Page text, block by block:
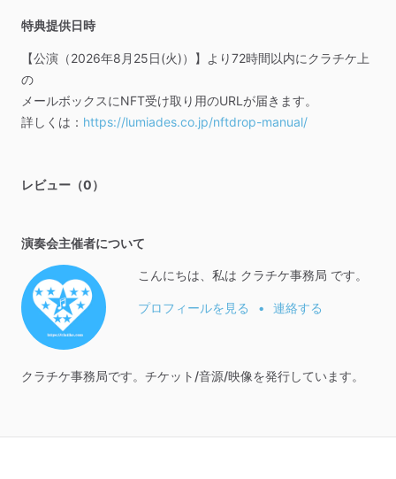
特典提供日時
【公演（2026年8月25日(火)）】より72時間以内にクラチケ上
の
メールボックスにNFT受け取り用のURLが届きます。
詳しくは： https://lumiades.co.jp/nftdrop-manual/
レビュー（0）
演奏会主催者について
こんにちは、私は クラチケ事務局 です。
プロフィールを見る • 連絡する
クラチケ事務局です。チケット ​/​音源​/​映像を発行しています。